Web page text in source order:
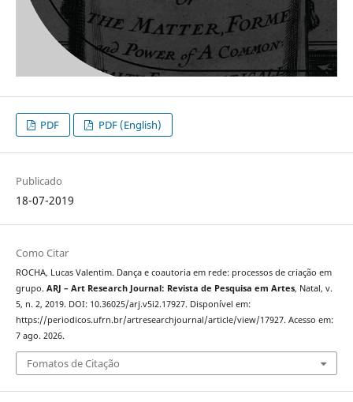
PDF PDF (English)
Publicado
18-07-2019
Como Citar
ROCHA, Lucas Valentim. Dança e coautoria em rede: processos de criação em
grupo. ARJ – Art Research Journal: Revista de Pesquisa em Artes, Natal, v.
5, n. 2, 2019. DOI: 10.36025/arj.v5i2.17927. Disponível em:
https://periodicos.ufrn.br/artresearchjournal/article/view/17927. Acesso em:
7 ago. 2026.
Fomatos de Citação